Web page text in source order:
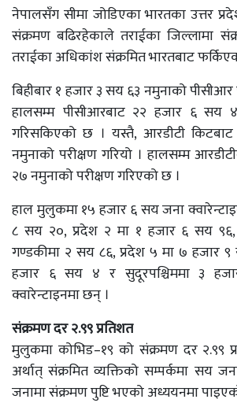
नेपालसँग सीमा जोडिएका भारतका उत्तर
संक्रमण बढिरहेकाले तराईका जिल्लामा
तराईका अधिकांश संक्रमित भारतबाट
बिहीबार १ हजार ३ सय ६३ नमुनाको
हालसम्म पीसीआरबाट २२ हजार ६ सय
गरिसकिएको छ । यस्तै, आरडीटी किटबाट
नमुनाको परीक्षण गरियो । हालसम्म
२७ नमुनाको परीक्षण गरिएको छ ।
हाल मुलुकमा १५ हजार ६ सय जना
८ सय २०, प्रदेश २ मा १ हजार ६ सय ९६,
गण्डकीमा २ सय ८६, प्रदेश ५ मा ७ हजार ९
हजार ६ सय ४ र सुदूरपश्चिममा ३
क्वारेन्टाइनमा छन् ।
संक्रमण दर २.९९ प्रतिशत
मुलुकमा कोभिड–१९ को संक्रमण दर २.९९
अर्थात् संक्रमित व्यक्तिको सम्पर्कमा सय
जनामा संक्रमण पुष्टि भएको अध्ययनमा